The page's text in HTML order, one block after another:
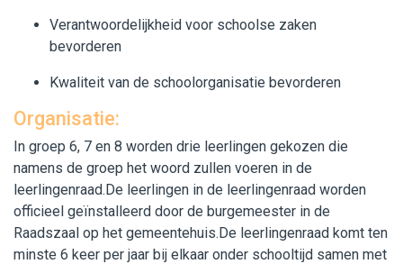
Verantwoordelijkheid voor schoolse zaken
bevorderen
Kwaliteit van de schoolorganisatie bevorderen
Organisatie:
In groep 6, 7 en 8 worden drie leerlingen gekozen die
namens de groep het woord zullen voeren in de
leerlingenraad.De leerlingen in de leerlingenraad worden
officieel geïnstalleerd door de burgemeester in de
Raadszaal op het gemeentehuis.De leerlingenraad komt ten
minste 6 keer per jaar bij elkaar onder schooltijd samen met